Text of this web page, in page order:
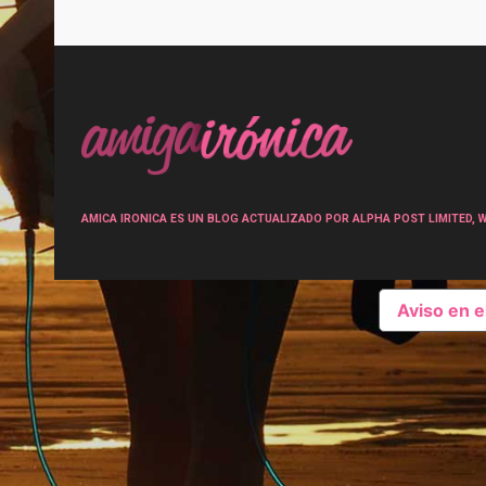
AMICA IRONICA ES UN BLOG ACTUALIZADO POR ALPHA POST
Aviso en